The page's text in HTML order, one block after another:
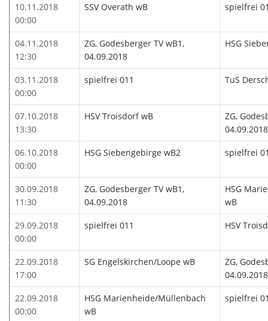
10.11.2018
00:00
SSV Overath wB spielfrei
04.11.2018
12:30
ZG, Godesberger TV wB1,
04.09.2018
HSG
03.11.2018
00:00
spielfrei 011 TuS
07.10.2018
13:30
HSV Troisdorf wB
ZG,
04.09.2018
06.10.2018
00:00
HSG Siebengebirge wB2 spielfrei
30.09.2018
11:30
ZG, Godesberger TV wB1,
04.09.2018
HSG
wB
29.09.2018
00:00
spielfrei 011 HSV
22.09.2018
17:00
SG Engelskirchen/Loope wB
ZG,
04.09.2018
22.09.2018
00:00
HSG Marienheide/Müllenbach
wB
spielfrei